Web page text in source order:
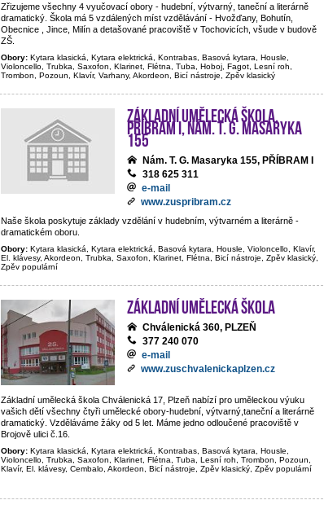
Zřizujeme všechny 4 vyučovací obory - hudební, výtvarný, taneční a literárně
dramatický. Škola má 5 vzdálených míst vzdělávání - Hvožďany, Bohutín,
Obecnice , Jince, Milín a detašované pracoviště v Tochovicích, všude v budově
ZŠ.
Obory: Kytara klasická, Kytara elektrická, Kontrabas, Basová kytara, Housle,
Violoncello, Trubka, Saxofon, Klarinet, Flétna, Tuba, Hoboj, Fagot, Lesní roh,
Trombon, Pozoun, Klavír, Varhany, Akordeon, Bicí nástroje, Zpěv klasický
Základní umělecká škola,
Příbram I, nám. T. G. Masaryka
155
Nám. T. G. Masaryka 155, PŘÍBRAM I
318 625 311
e-mail
www.zuspribram.cz
Naše škola poskytuje základy vzdělání v hudebním, výtvarném a literárně -
dramatickém oboru.
Obory: Kytara klasická, Kytara elektrická, Basová kytara, Housle, Violoncello, Klavír,
El. klávesy, Akordeon, Trubka, Saxofon, Klarinet, Flétna, Bicí nástroje, Zpěv klasický,
Zpěv populární
Základní umělecká škola
Chválenická 360, PLZEŇ
377 240 070
e-mail
www.zuschvalenickaplzen.cz
Základní umělecká škola Chválenická 17, Plzeň nabízí pro uměleckou výuku
vašich dětí všechny čtyři umělecké obory-hudební, výtvarný,taneční a literárně
dramatický. Vzděláváme žáky od 5 let. Máme jedno odloučené pracoviště v
Brojově ulici č.16.
Obory: Kytara klasická, Kytara elektrická, Kontrabas, Basová kytara, Housle,
Violoncello, Trubka, Saxofon, Klarinet, Flétna, Tuba, Lesní roh, Trombon, Pozoun,
Klavír, El. klávesy, Cembalo, Akordeon, Bicí nástroje, Zpěv klasický, Zpěv populární